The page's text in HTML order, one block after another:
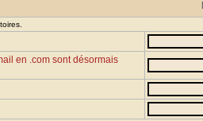
en .com sont désormais